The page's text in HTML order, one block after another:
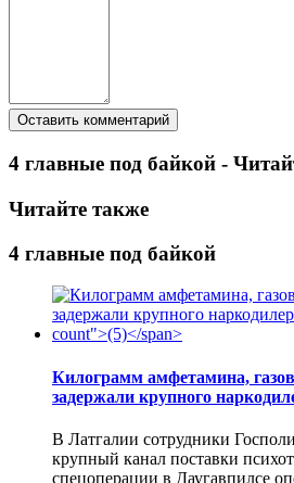
4 главные под байкой -
Читайте также
4 главные под байкой
Килограмм амфетамина,
задержали крупного
В Латгалии сотрудники
крупный канал поставки
спецоперации в Даугавпилсе